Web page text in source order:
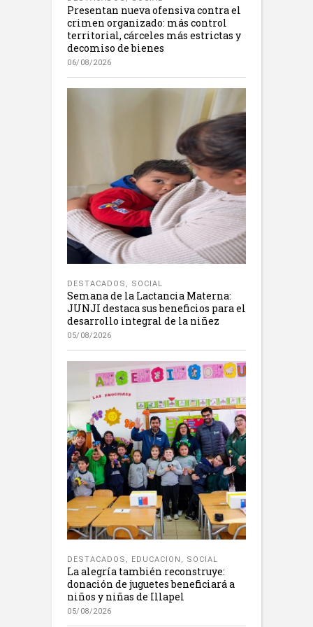
Presentan nueva ofensiva contra el
crimen organizado: más control
territorial, cárceles más estrictas y
decomiso de bienes
06/08/2026
DESTACADOS , SOCIAL
Semana de la Lactancia Materna:
JUNJI destaca sus beneficios para el
desarrollo integral de la niñez
05/08/2026
DESTACADOS , EDUCACION , SOCIAL
La alegría también reconstruye:
donación de juguetes beneficiará a
niños y niñas de Illapel
05/08/2026